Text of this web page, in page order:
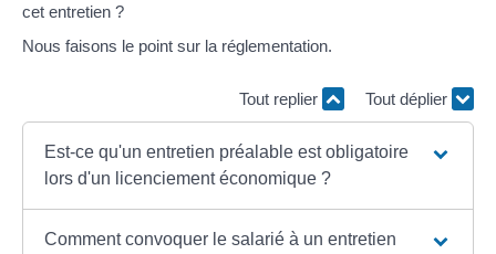
cet entretien ?
Nous faisons le point sur la réglementation.
Tout replier Tout déplier
Est-ce qu'un entretien préalable est obligatoire
lors d'un licenciement économique ?
Comment convoquer le salarié à un entretien